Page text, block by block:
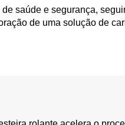
saúde e segurança,
de uma solução de